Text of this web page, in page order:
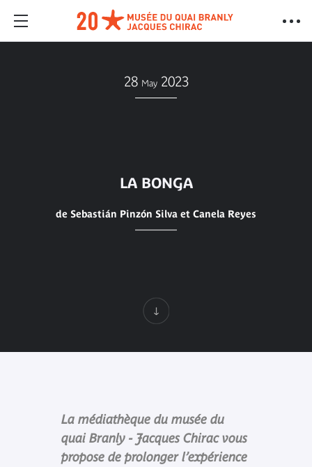
28 May 2023
LA BONGA
de Sebastián Pinzón Silva et Canela Reyes
La médiathèque du musée du
quai Branly - Jacques Chirac vous
propose de prolonger l’expérience